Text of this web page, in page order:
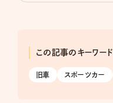
この記事のキーワード
旧車 スポーツカー